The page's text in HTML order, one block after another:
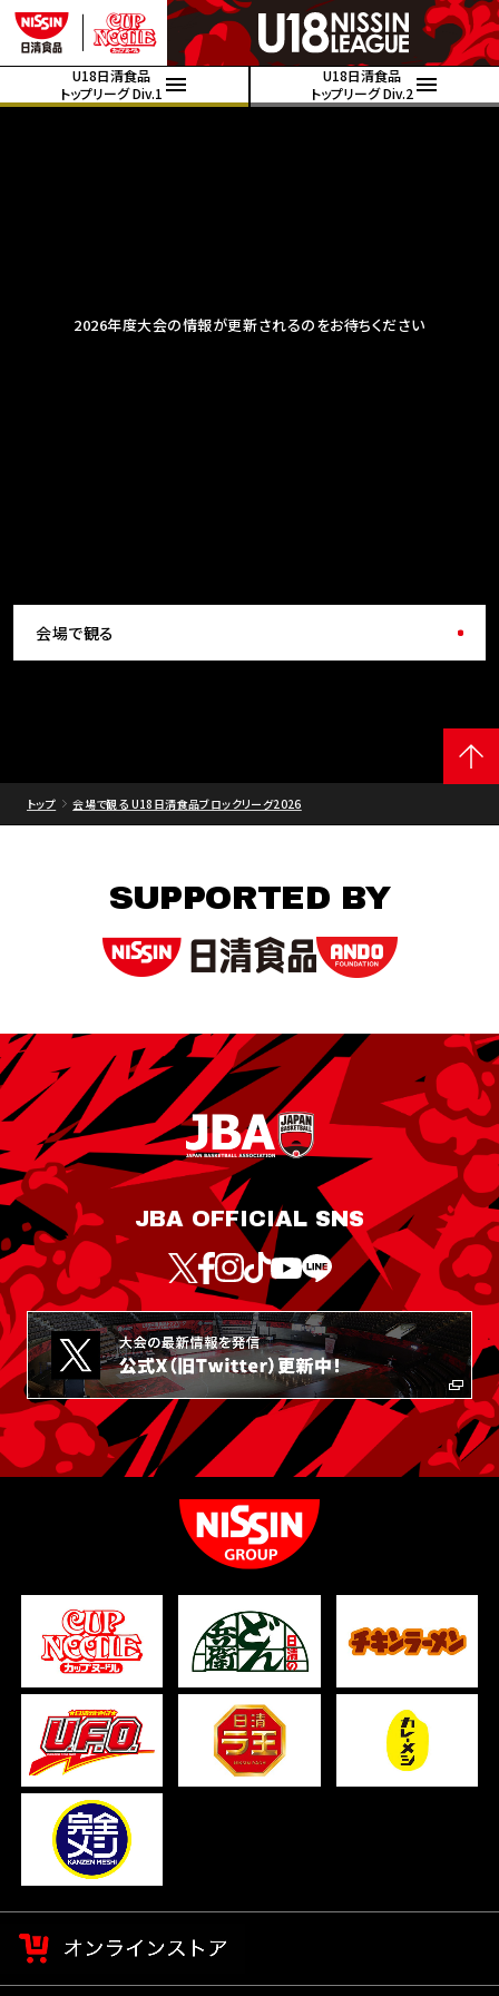
U18日清食品
トップリーグ Div.1
U18日清食品
トップリーグ Div.2
2026年度大会の情報が更新されるのをお待ちください
会場で観る
トップ 会場で観る U18日清食品ブロックリーグ2026
SUPPORTED BY
JBA OFFICIAL SNS